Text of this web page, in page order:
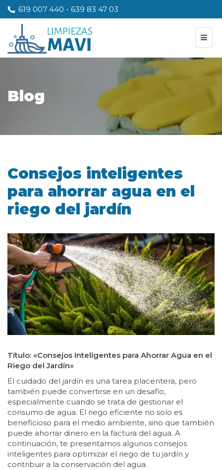
619 007 440 - 639 83 47 03
Blog
Consejos inteligentes
para ahorrar agua en el
riego del jardín
Título: «Consejos Inteligentes para Ahorrar Agua en el
Riego del Jardín»
El cuidado del jardín es una tarea placentera, pero
también puede convertirse en un desafío,
especialmente cuando se trata de gestionar el
consumo de agua. El riego eficiente no solo es
beneficioso para el medio ambiente, sino que también
puede ahorrar dinero en la factura del agua. A
continuación, te presentamos algunos consejos
inteligentes para optimizar el riego de tu jardín y
contribuir a la conservación del agua.